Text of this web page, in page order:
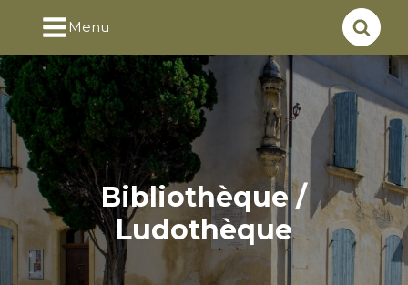
Menu
Bibliothèque /
Ludothèque